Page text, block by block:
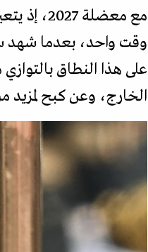
مع
وقت واحد، بعدما شهد
على هذا النطاق
الخارج، وعن كبح لمزيد